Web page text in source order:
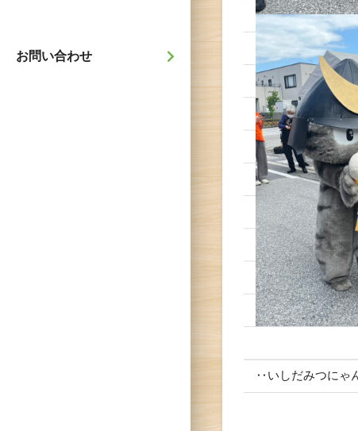
お問い合わせ
‥いしだみつにゃ